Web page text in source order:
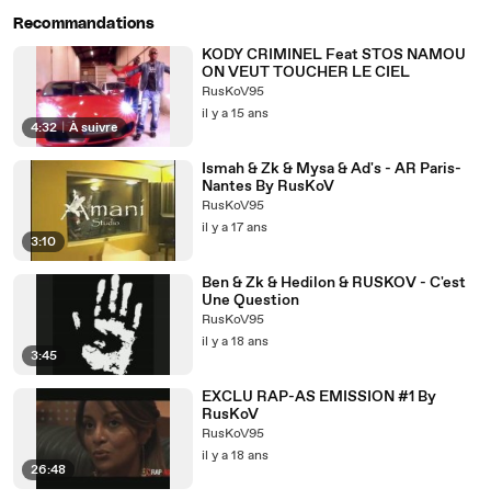
Recommandations
4:32 | À suivre
KODY CRIMINEL Feat STOS NAMOU
ON VEUT TOUCHER LE CIEL
RusKoV95
il y a 15 ans
3:10
Ismah & Zk & Mysa & Ad's - AR Paris-
Nantes By RusKoV
RusKoV95
il y a 17 ans
3:45
Ben & Zk & Hedilon & RUSKOV - C'est
Une Question
RusKoV95
il y a 18 ans
26:48
EXCLU RAP-AS EMISSION #1 By
RusKoV
RusKoV95
il y a 18 ans